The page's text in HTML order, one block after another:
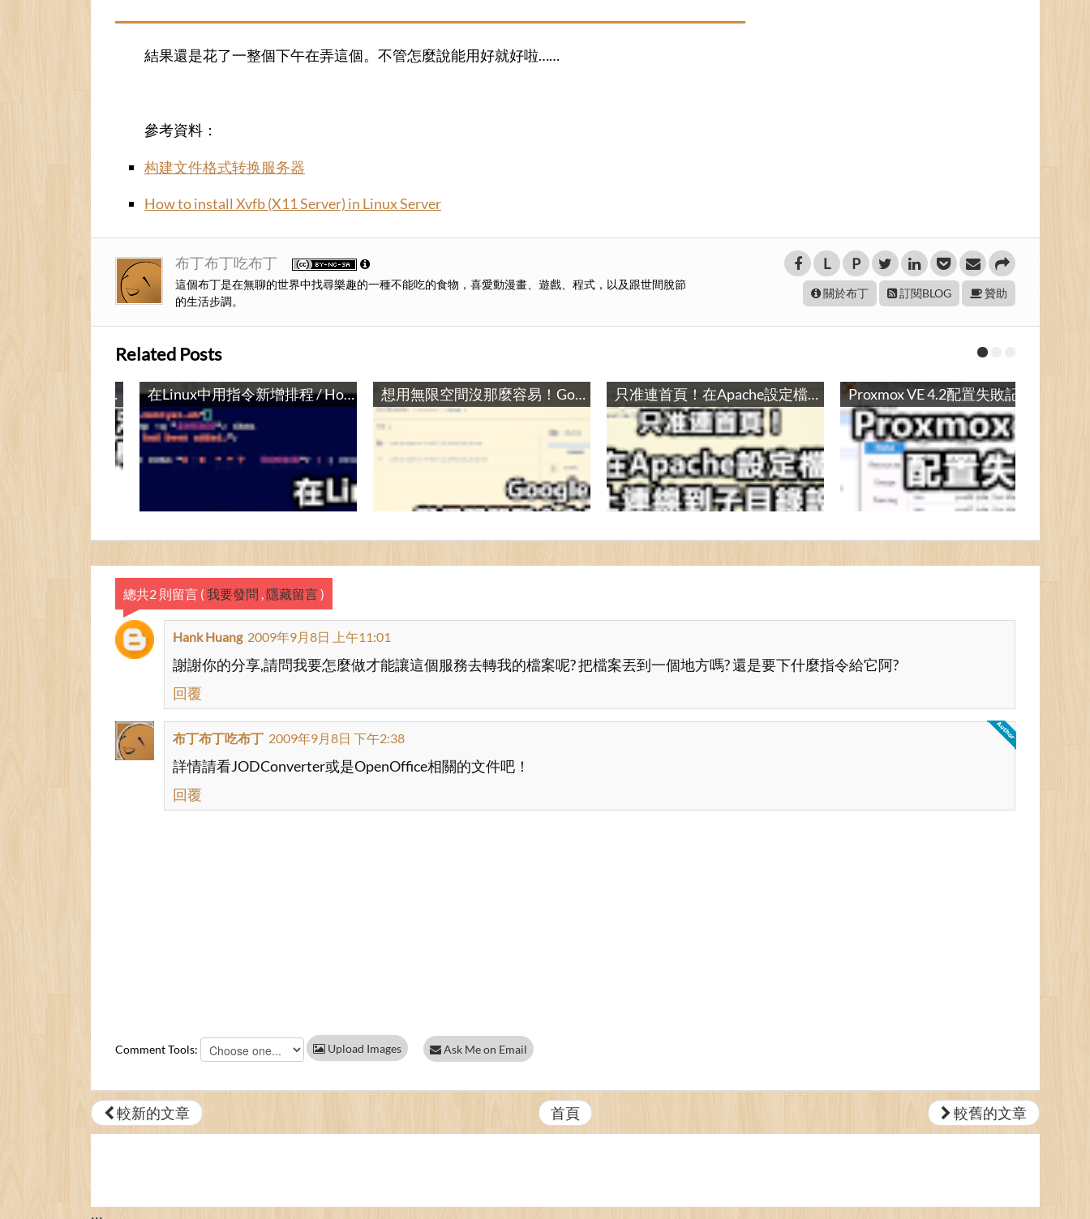
結果還是花了一整個下午在弄這個。不管怎麼說能用好就好啦……
參考資料：
构建文件格式转换服务器
How to install Xvfb (X11 Server) in Linux Server
布丁布丁吃布丁
這個布丁是在無聊的世界中找尋樂趣的一種不能吃的食物，喜愛動漫畫、遊戲、程式，以及跟世間脫節
的生活步調。
L P
關於布丁 訂閱BLOG 贊助
Related Posts
Weka決策樹分類法使用教學 / Weka J48 Decision Tree Classification Tutorial 在Linux中用指令新增排程 / How to Create a Cron Job via Shell Script 想用無限空間沒那麼容易！Google Drive與伺服器整合失敗記錄 / Solution to Integrate Google Drive with Services: not reliable 只准連首頁！在Apache設定檔禁止連線到子目錄設定 / Deny Access to All Subdirectories by Using Apache Server Configuration
總共2 則留言 ( 我要發問 ,隱藏留言)
Hank Huang 2009年9月8日 上午11:01
謝謝你的分享,請問我要怎麼做才能讓這個服務去轉我的檔案呢? 把檔案丟到一個地方嗎? 還是要下什麼指令給它阿?
回覆
布丁布丁吃布丁 2009年9月8日 下午2:38
詳情請看JODConverter或是OpenOffice相關的文件吧！
回覆
Comment Tools: Upload Images Ask Me on Email
較新的文章 首頁 較舊的文章